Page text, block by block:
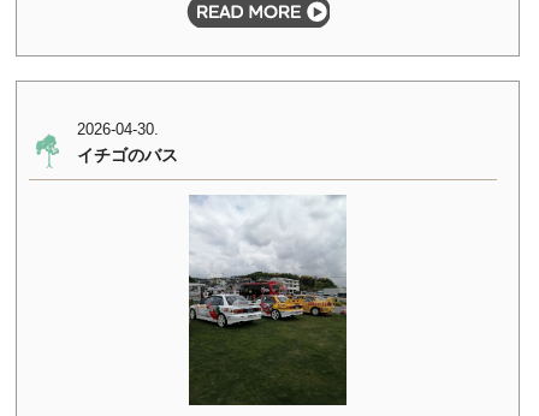
2026-04-30.
イチゴのバス